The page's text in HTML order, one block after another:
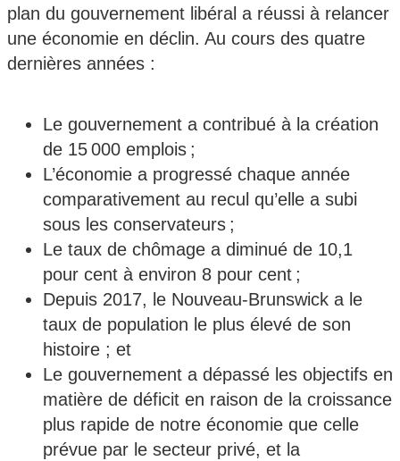
plan du gouvernement libéral a réussi à relancer
une économie en déclin. Au cours des quatre
dernières années :
Le gouvernement a contribué à la création
de 15 000 emplois ;
L’économie a progressé chaque année
comparativement au recul qu’elle a subi
sous les conservateurs ;
Le taux de chômage a diminué de 10,1
pour cent à environ 8 pour cent ;
Depuis 2017, le Nouveau-Brunswick a le
taux de population le plus élevé de son
histoire ; et
Le gouvernement a dépassé les objectifs en
matière de déficit en raison de la croissance
plus rapide de notre économie que celle
prévue par le secteur privé, et la